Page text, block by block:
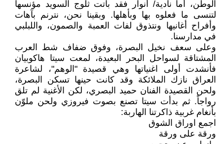
الوطن، أما نادية/ أنوار فقد باتت ثلوج السويد مؤنسها
لتنسى ما فعلوه بها وبأهلها. وبقينا نحن، نترنم بآهات
وأفراح أغانيها ونتذوق لفات العمبة والصمون، واللبلبي
في مدارسنا.
وعلى سعف نخيل البصرة، وفوق ضفاف شط العرب
المشتاقة لسواحل البحر البعيدة، لمعت سيتا هاكوبيان
فأنشدت أولى اغنياتها وهي قصيدة "الوهم"، لشاعرة
العراق نازك الملائكة وقد كانت حينها تسكن البصرة،
ولحن القصيدة الفنان حميد البصري، لكن الأغنية لم تلق
رواجاً. ثم بدأت سيتا تصنع بصوت فيروزي ولحن ملوّن
بأنغام غربية ذاكرتنا الهاربة:
اجمع اوراق الشوق
ورقة على ورقة